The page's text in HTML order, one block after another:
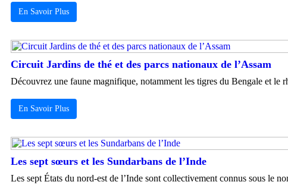
En Savoir Plus
Circuit Jardins de thé et des parcs nationaux de l’Assam
Découvrez une faune magnifique, notamment les tigres du Bengale et le
En Savoir Plus
Les sept sœurs et les Sundarbans de l’Inde
Les sept États du nord-est de l’Inde sont collectivement connus sous le